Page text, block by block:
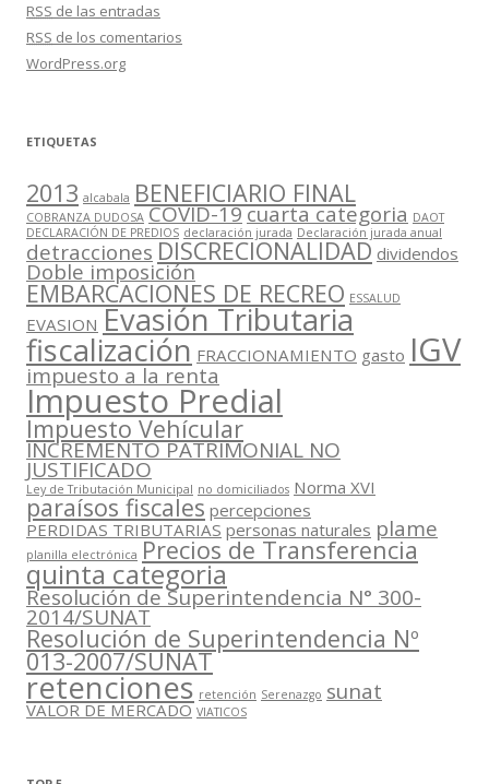
RSS de las entradas
RSS de los comentarios
WordPress.org
ETIQUETAS
2013 alcabala BENEFICIARIO FINAL
COBRANZA DUDOSA COVID-19cuarta categoria DAOT
DECLARACIÓN DE PREDIOS declaración jurada Declaración jurada anual
detracciones DISCRECIONALIDAD dividendos
Doble imposición
EMBARCACIONES DE RECREO ESSALUD
EVASION Evasión Tributaria
fiscalización FRACCIONAMIENTO gasto IGV
impuesto a la renta
Impuesto Predial
Impuesto Vehícular
INCREMENTO PATRIMONIAL NO
JUSTIFICADO
Ley de Tributación Municipal no domiciliados Norma XVI
paraísos fiscales percepciones
PERDIDAS TRIBUTARIAS personas naturales plame
planilla electrónica Precios de Transferencia
quinta categoria
Resolución de Superintendencia N° 300-
2014/SUNAT
Resolución de Superintendencia Nº
013-2007/SUNAT
retenciones retención Serenazgo sunat
VALOR DE MERCADO VIATICOS